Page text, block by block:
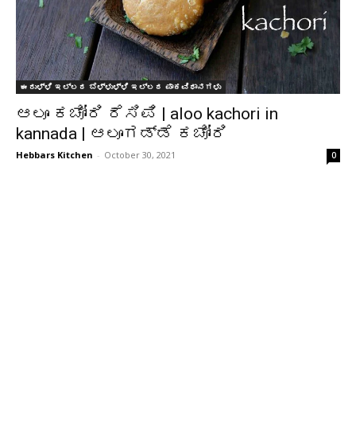
ಈರುಳ್ಳಿ ಇಲ್ಲದ ಬೆಳ್ಳುಳ್ಳಿ ಇಲ್ಲದ ಪಾಕವಿಧಾನಗಳು
ಆಲೂ ಕಚೋರಿ ರೆಸಿಪಿ | aloo kachori in
kannada | ಆಲೂಗಡ್ಡೆ ಕಚೋರಿ
Hebbars Kitchen - October 30, 2021 0